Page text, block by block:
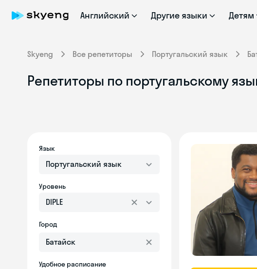
Английский Другие языки Детям
Skyeng Все репетиторы Португальский язык
Репетиторы по португальскому
Язык
Португальский язык
Уровень
DIPLE
Город
Удобное расписание